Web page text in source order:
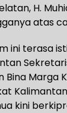
H.
atas
ini terasa
Marga
kini